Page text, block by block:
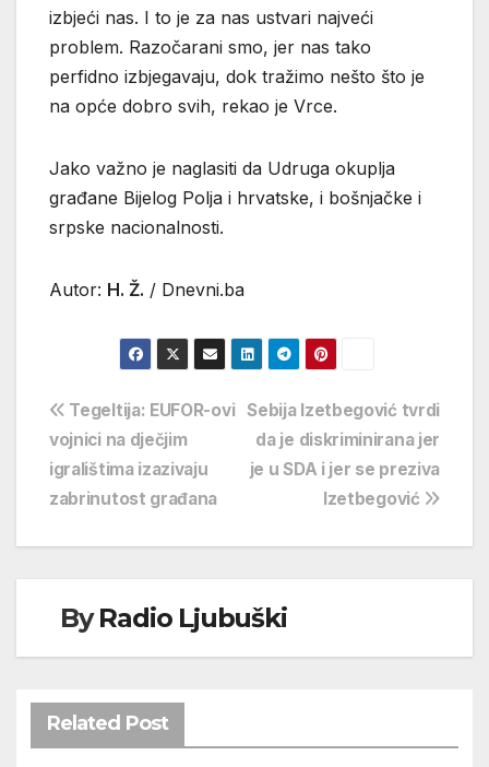
izbjeći nas. I to je za nas ustvari najveći
problem. Razočarani smo, jer nas tako
perfidno izbjegavaju, dok tražimo nešto što je
na opće dobro svih, rekao je Vrce.
Jako važno je naglasiti da Udruga okuplja
građane Bijelog Polja i hrvatske, i bošnjačke i
srpske nacionalnosti.
Autor: H. Ž. / Dnevni.ba
Navigacija
objava
Sebija Izetbegović tvrdi
da je diskriminirana jer
je u SDA i jer se preziva
Izetbegović
Tegeltija: EUFOR-ovi
vojnici na dječjim
igralištima izazivaju
zabrinutost građana
ByRadio Ljubuški
Related Post